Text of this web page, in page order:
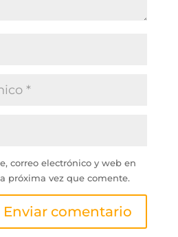
correo electrónico y web en
próxima vez que comente.